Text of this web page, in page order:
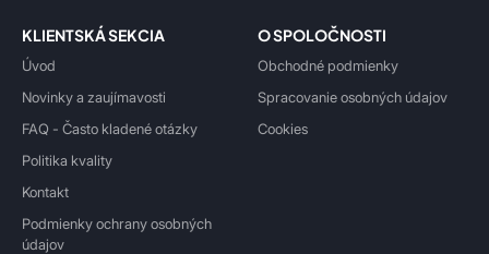
KLIENTSKÁ SEKCIA
Úvod
Novinky a zaujímavosti
FAQ - Často kladené otázky
Politika kvality
Kontakt
Podmienky ochrany osobných
údajov
O SPOLOČNOSTI
Obchodné podmienky
Spracovanie osobných údajov
Cookies